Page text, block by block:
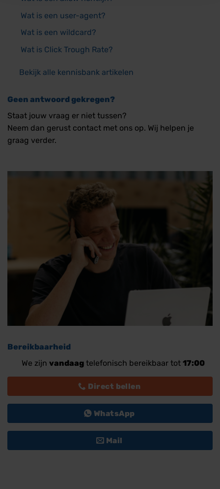
Wat is een user-agent?
Wat is een wildcard?
Wat is Click Trough Rate?
Bekijk alle kennisbank artikelen
Geen antwoord gekregen?
Staat jouw vraag er niet tussen?
Neem dan gerust contact met ons op. Wij helpen je
graag verder.
Bereikbaarheid
We zijn vandaag telefonisch bereikbaar tot 17:00
Direct bellen
WhatsApp
Mail